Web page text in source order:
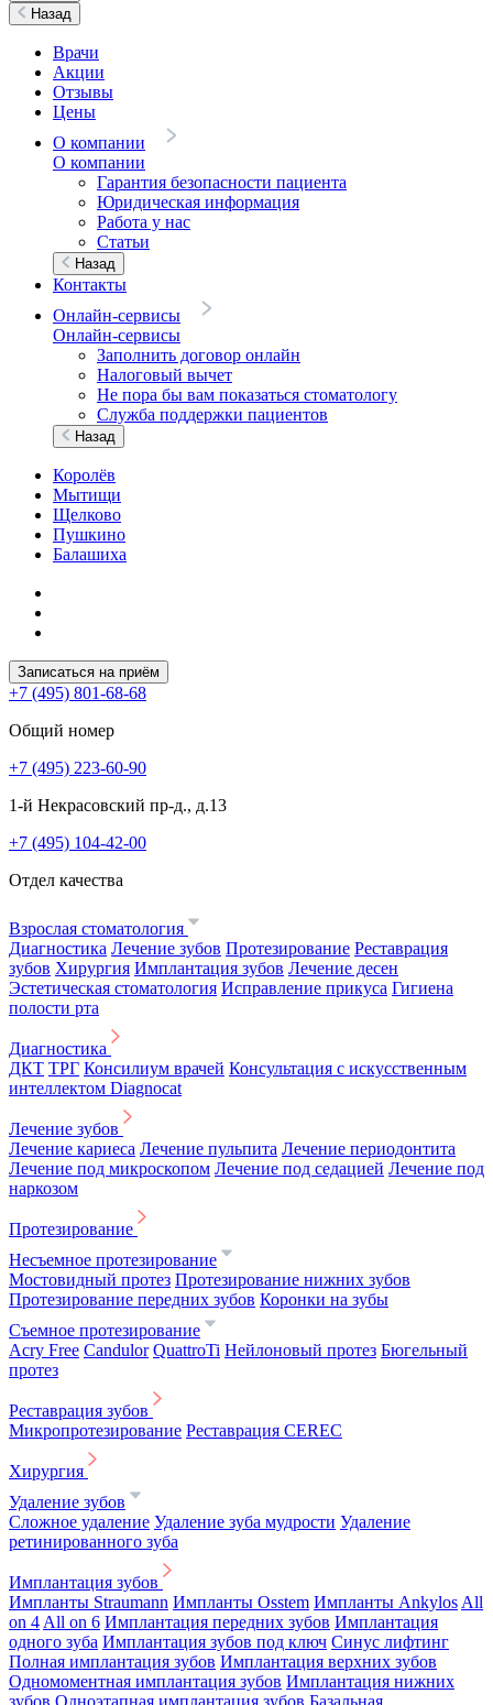
Назад
Врачи
Акции
Отзывы
Цены
О компании
О компании
Гарантия безопасности пациента
Юридическая информация
Работа у нас
Статьи
Назад
Контакты
Онлайн-сервисы
Онлайн-сервисы
Заполнить договор онлайн
Налоговый вычет
Не пора бы вам показаться стоматологу
Служба поддержки пациентов
Назад
Королёв
Мытищи
Щелково
Пушкино
Балашиха
Записаться на приём
+7 (495) 801-68-68
Общий номер
+7 (495) 223-60-90
1-й Некрасовский пр-д., д.13
+7 (495) 104-42-00
Отдел качества
Взрослая стоматология
Диагностика Лечение зубов Протезирование Реставрация
зубов Хирургия Имплантация зубов Лечение десен
Эстетическая стоматология Исправление прикуса Гигиена
полости рта
Диагностика
ДКТ ТРГ Консилиум врачей Консультация с искусственным
интеллектом Diagnocat
Лечение зубов
Лечение кариеса Лечение пульпита Лечение периодонтита
Лечение под микроскопом Лечение под седацией Лечение под
наркозом
Протезирование
Несъемное протезирование
Мостовидный протез Протезирование нижних зубов
Протезирование передних зубов Коронки на зубы
Съемное протезирование
Acry Free Candulor QuattroTi Нейлоновый протез Бюгельный
протез
Реставрация зубов
Микропротезирование Реставрация CEREC
Хирургия
Удаление зубов
Сложное удаление Удаление зуба мудрости Удаление
ретинированного зуба
Имплантация зубов
Импланты Straumann Импланты Osstem Импланты Ankylos All
on 4 All on 6 Имплантация передних зубов Имплантация
одного зуба Имплантация зубов под ключ Синус лифтинг
Полная имплантация зубов Имплантация верхних зубов
Одномоментная имплантация зубов Имплантация нижних
зубов Одноэтапная имплантация зубов Базальная